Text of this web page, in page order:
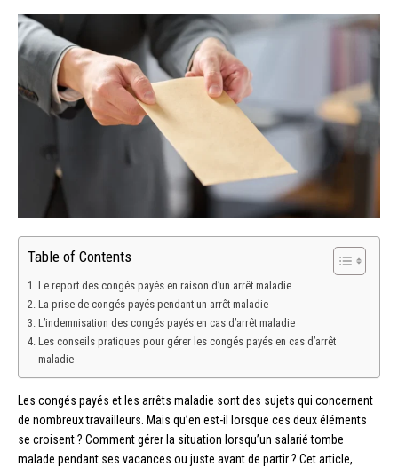
Table of Contents
Le report des congés payés en raison d’un arrêt maladie
La prise de congés payés pendant un arrêt maladie
L’indemnisation des congés payés en cas d’arrêt maladie
Les conseils pratiques pour gérer les congés payés en cas d’arrêt
maladie
Les congés payés et les arrêts maladie sont des sujets qui concernent
de nombreux travailleurs. Mais qu’en est-il lorsque ces deux éléments
se croisent ? Comment gérer la situation lorsqu’un salarié tombe
malade pendant ses vacances ou juste avant de partir ? Cet article,